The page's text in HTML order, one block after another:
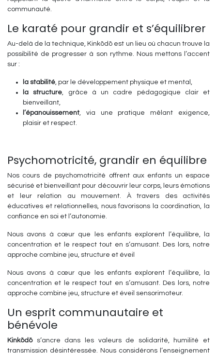
communauté.
Le karaté pour grandir et s’équilibrer
Au-delà de la technique, Kinkōdō est un lieu où chacun trouve la
possibilité de progresser à son rythme. Nous mettons l’accent
sur :
la stabilité, par le développement physique et mental,
la structure, grâce à un cadre pédagogique clair et
bienveillant,
l’épanouissement, via une pratique mêlant exigence,
plaisir et respect.
Psychomotricité, grandir en équilibre
Nos cours de psychomotricité offrent aux enfants un espace
sécurisé et bienveillant pour découvrir leur corps, leurs émotions
et leur relation au mouvement. À travers des activités
éducatives et relationnelles, nous favorisons la coordination, la
confiance en soi et l’autonomie.
Nous avons à cœur que les enfants explorent l’équilibre, la
concentration et le respect tout en s’amusant. Des lors, notre
approche combine jeu, structure et éveil
Nous avons à cœur que les enfants explorent l’équilibre, la
concentration et le respect tout en s’amusant. Des lors, notre
approche combine jeu, structure et éveil sensorimoteur.
Un esprit communautaire et
bénévole
Kinkōdōs’ancre dans les valeurs de solidarité, humilité et
transmission désintéressée. Nous considérons l’enseignement